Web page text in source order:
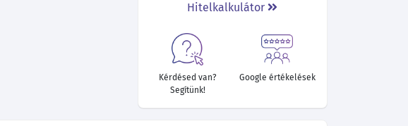
Hitelkalkulátor
Kérdésed van?
Segítünk!
Google értékelések